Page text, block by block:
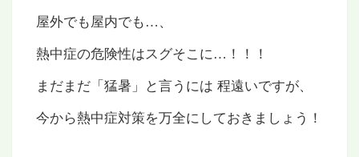
屋外でも屋内でも…、
熱中症の危険性はスグそこに…！！！
まだまだ「猛暑」と言うには 程遠いですが、
今から熱中症対策を万全にしておきましょう！